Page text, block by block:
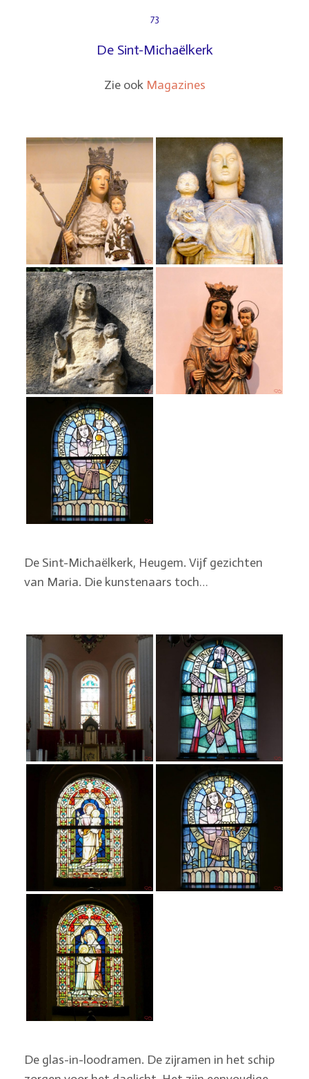
73
De Sint-Michaëlkerk
Zie ook Magazines
De Sint-Michaëlkerk, Heugem. Vijf gezichten
van Maria. Die kunstenaars toch…
De glas-in-loodramen. De zijramen in het schip